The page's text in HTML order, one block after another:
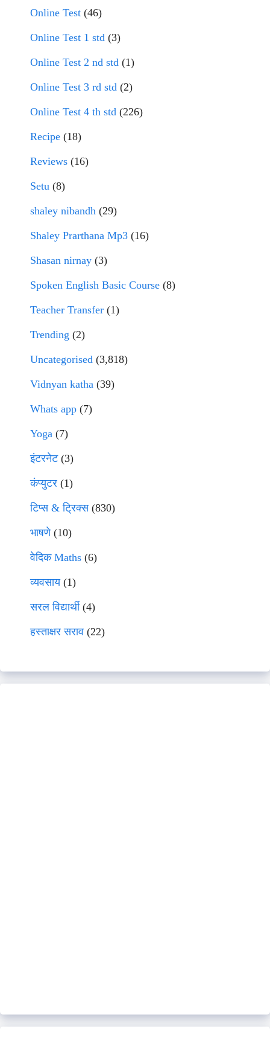
Online Test (46)
Online Test 1 std (3)
Online Test 2 nd std (1)
Online Test 3 rd std (2)
Online Test 4 th std (226)
Recipe (18)
Reviews (16)
Setu (8)
shaley nibandh (29)
Shaley Prarthana Mp3 (16)
Shasan nirnay (3)
Spoken English Basic Course (8)
Teacher Transfer (1)
Trending (2)
Uncategorised (3,818)
Vidnyan katha (39)
Whats app (7)
Yoga (7)
इंटरनेट(3)
कंप्युटर (1)
टिप्स & ट्रिक्स(830)
भाषणे(10)
वेदिक Maths (6)
व्यवसाय(1)
सरल विद्यार्थी(4)
हस्ताक्षर सराव (22)